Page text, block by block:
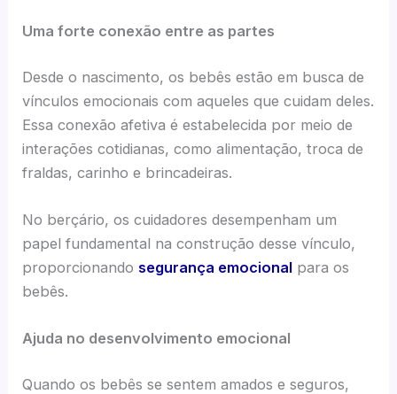
Uma forte conexão entre as partes
Desde o nascimento, os bebês estão em busca de
vínculos emocionais com aqueles que cuidam deles.
Essa conexão afetiva é estabelecida por meio de
interações cotidianas, como alimentação, troca de
fraldas, carinho e brincadeiras.
No berçário, os cuidadores desempenham um
papel fundamental na construção desse vínculo,
proporcionandosegurança emocional para os
bebês.
Ajuda no desenvolvimento emocional
Quando os bebês se sentem amados e seguros,